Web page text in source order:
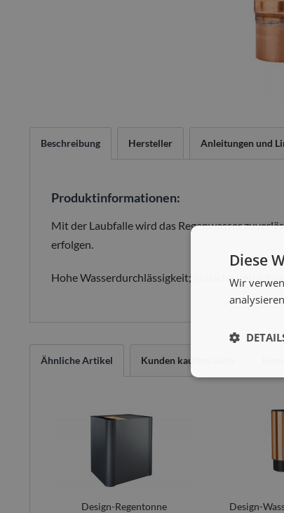
Beschreibung Hersteller Anleitungen und
Produktinformationen:
Mit der Laubfalle wird das Regenwasser
erfolgen.
Hohe Wasserdurchlässigkeit; einfache und
Ähnliche Artikel Kunden kauften auch
Design-Regentonne Design-
Diese
Wir